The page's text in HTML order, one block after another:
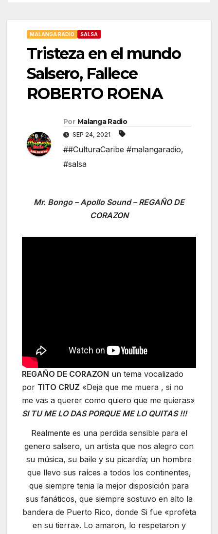
MALANGA RADIO SALSA
Tristeza en el mundo
Salsero, Fallece
ROBERTO ROENA
Por Malanga Radio
SEP 24, 2021
##CulturaCaribe #malangaradio,
#salsa
Mr. Bongo – Apollo Sound – REGAÑO DE
CORAZON
REGAÑO DE CORAZON un tema vocalizado
por TITO CRUZ «Deja que me muera , si no
me vas a querer como quiero que me quieras»
SI TU ME LO DAS PORQUE ME LO QUITAS !!!
Realmente es una perdida sensible para el
genero salsero, un artista que nos alegro con
su música, su baile y su picardía; un hombre
que llevo sus raíces a todos los continentes,
que siempre tenia la mejor disposición para
sus fanáticos, que siempre sostuvo en alto la
bandera de Puerto Rico, donde Si fue «profeta
en su tierra». Lo amaron, lo respetaron y